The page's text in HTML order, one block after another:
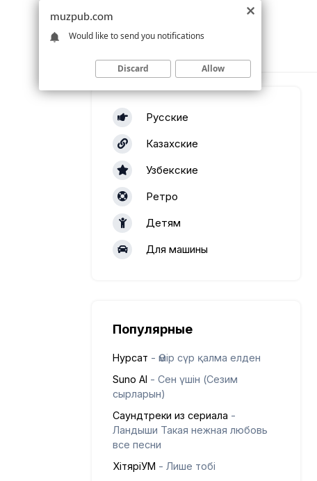
Русские
Казахские
Узбекские
Ретро
Детям
Для машины
Популярные
Нурсат - Өмір сүр қалма елден
Suno AI - Сен үшін (Сезим
сырларын)
Саундтреки из сериала -
Ландыши Такая нежная любовь
все песни
ХітяріУМ - Лише тобі
muzpub.com
Would like to send you notifications
Discard Allow